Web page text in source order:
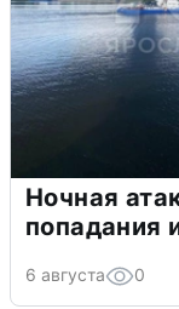
Ночная
попадания
6 августа 0